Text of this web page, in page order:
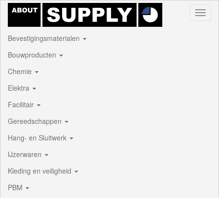
Bevestigingsmaterialen
Bouwproducten
Chemie
Elektra
Facilitair
Gereedschappen
Hang- en Sluitwerk
IJzerwaren
Kleding en veiligheid
PBM